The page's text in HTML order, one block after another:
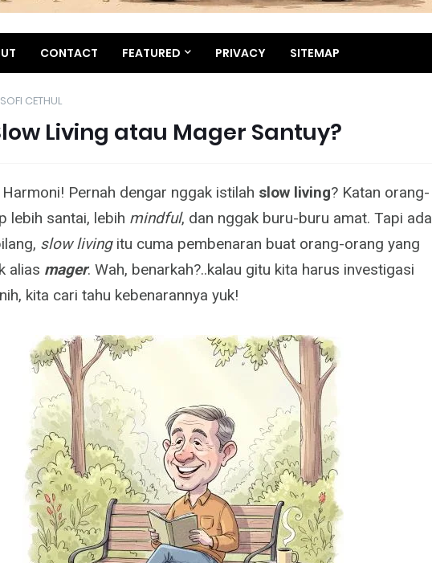
CONTACT FEATURED PRIVACY SITEMAP
CETHUL
Living atau Mager Santuy?
Pernah dengar nggak istilah slow living? Katan orang-
lebih santai, lebih mindful, dan nggak buru-buru amat. Tapi ada
slow livingitu cuma pembenaran buat orang-orang yang
alias mager. Wah, benarkah?..kalau gitu kita harus investigasi
kita cari tahu kebenarannya yuk!